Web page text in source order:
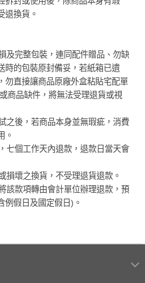
退換貨。
及完整包裝，連同配件贈品、勿缺
時的包裝原封備妥，若紙箱已遺
勿直接讓商品原廠外盒粘貼宅配單
商品缺件，將無法受理退貨或視
之後，若商品本身並無瑕疵，消費
。
七個工作天內退款，退款日當天會
損壞之換貨，不受理退貨退款。
該款項轉由會計單位辦理退款，預
例假日及國定假日)。